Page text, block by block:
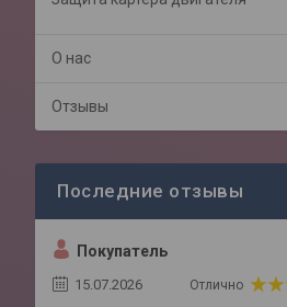
О нас
Отзывы
Покупатель
15.07.2026 Отлично